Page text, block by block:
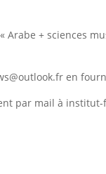
Arabe + sciences
en
par mail à